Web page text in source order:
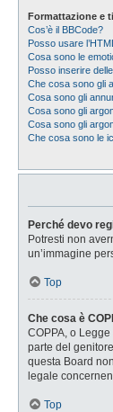
Formattazione e
Cos’è il BBCode?
Posso usare
Cosa sono le
Posso inserire
Che cosa sono gli
Cosa sono gli
Cosa sono gli
Cosa sono gli
Che cosa sono le
Perché devo
Potresti non
un’immagine
Top
Che cosa è
COPPA, o
parte del
questa Board
legale
Top